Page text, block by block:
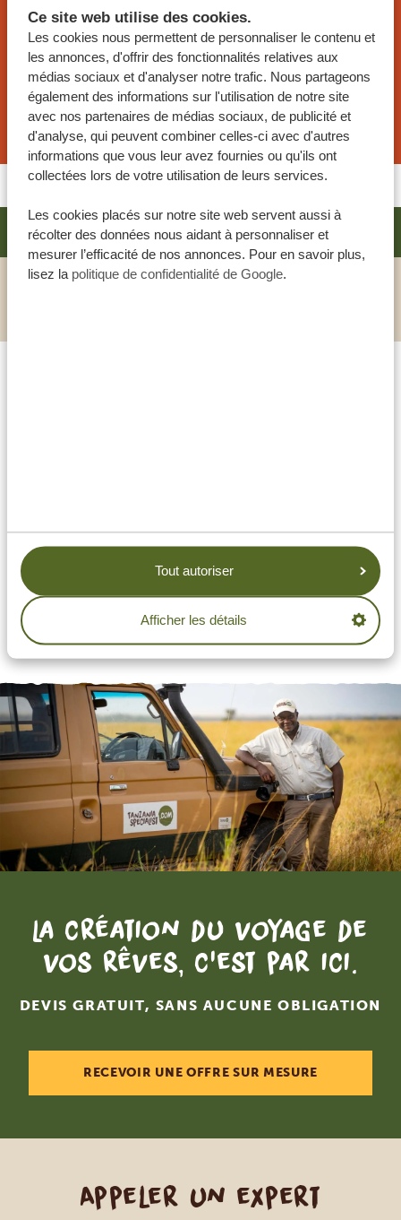
Ce site web utilise des cookies.
Les cookies nous permettent de personnaliser le contenu et
les annonces, d'offrir des fonctionnalités relatives aux
médias sociaux et d'analyser notre trafic. Nous partageons
également des informations sur l'utilisation de notre site
avec nos partenaires de médias sociaux, de publicité et
d'analyse, qui peuvent combiner celles-ci avec d'autres
informations que vous leur avez fournies ou qu'ils ont
collectées lors de votre utilisation de leurs services.
Les cookies placés sur notre site web servent aussi à
récolter des données nous aidant à personnaliser et
mesurer l’efficacité de nos annonces. Pour en savoir plus,
lisez la politique de confidentialité de Google.
Tout autoriser
Afficher les détails
à organiser le plus beau voyage de votre vie.
DEMANDER UN DEVIS POUR CE VOYAGE
SILVER
SHOSE CHALETS
La création du voyage de
vos rêves, c'est par ici.
DEVIS GRATUIT, SANS AUCUNE OBLIGATION
RECEVOIR UNE OFFRE SUR MESURE
Appeler un expert